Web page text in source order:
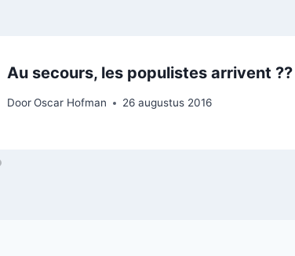
Au secours, les populistes arrivent ??
DoorOscar Hofman 26 augustus 2016